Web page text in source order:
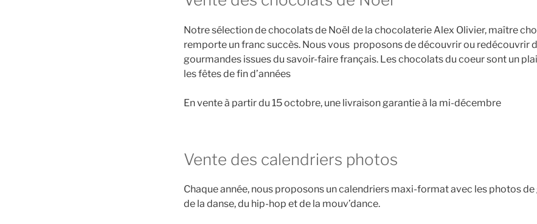
Notre sélection de chocolats de Noël de la chocolaterie Alex Olivier, maître
remporte un franc succès. Nous vous proposons de découvrir ou redécouvrir
gourmandes issues du savoir-faire français. Les chocolats du coeur sont un
les fêtes de fin d’années
En vente à partir du 15 octobre, une livraison garantie à la mi-décembre
Vente des calendriers photos
Chaque année, nous proposons un calendriers maxi-format avec les photos
de la danse, du hip-hop et de la mouv’dance.